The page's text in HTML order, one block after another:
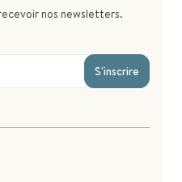
nos newsletters.
S'inscrire